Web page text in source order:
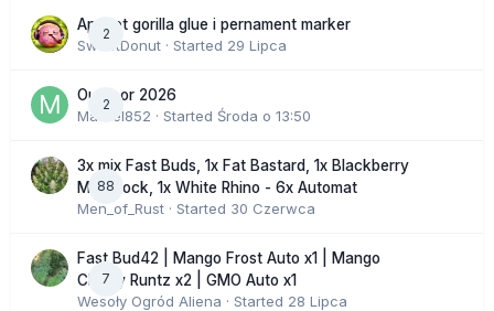
2
Apricot gorilla glue i pernament marker
SweetDonut · Started 29 Lipca
2
Outdoor 2026
Marcel852 · Started Środa o 13:50
88
3x mix Fast Buds, 1x Fat Bastard, 1x Blackberry
Moonrock, 1x White Rhino - 6x Automat
Men_of_Rust · Started 30 Czerwca
7
Fast Bud42 | Mango Frost Auto x1 | Mango
Cherry Runtz x2 | GMO Auto x1
Wesoły Ogród Aliena · Started 28 Lipca